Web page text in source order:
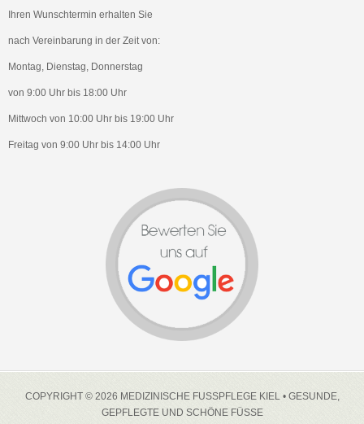
Ihren Wunschtermin erhalten Sie
nach Vereinbarung in der Zeit von:
Montag, Dienstag, Donnerstag
von 9:00 Uhr bis 18:00 Uhr
Mittwoch von 10:00 Uhr bis 19:00 Uhr
Freitag von 9:00 Uhr bis 14:00 Uhr
COPYRIGHT © 2026 MEDIZINISCHE FUSSPFLEGE KIEL • GESUNDE, G
EPFLEGTE UND SCHÖNE FÜSSE